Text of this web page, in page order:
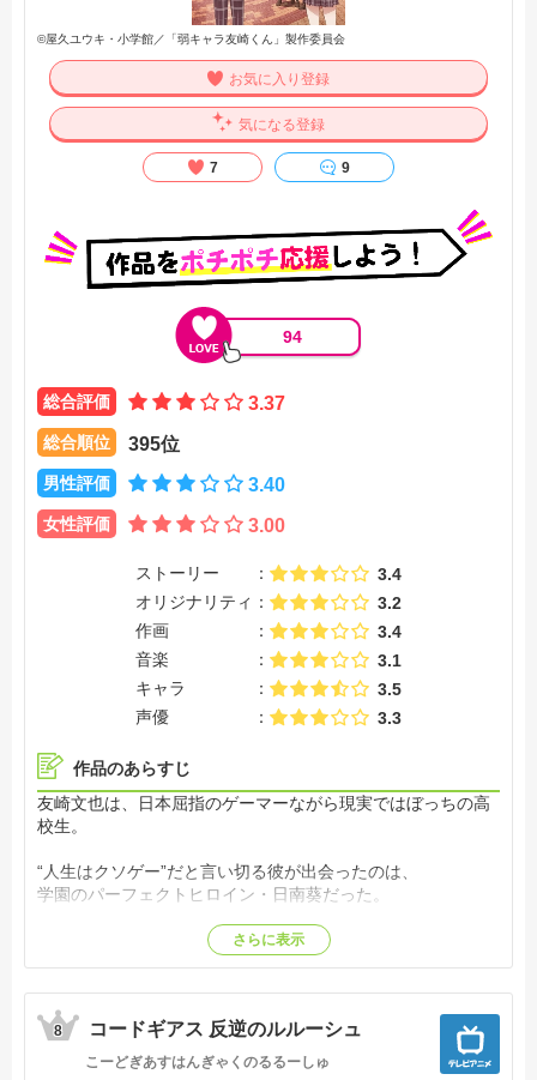
©屋久ユウキ・小学館／「弱キャラ友崎くん」製作委員会
お気に入り登録
気になる登録
7 9
94
総合評価 3.37
総合順位 395位
男性評価 3.40
女性評価 3.00
ストーリー
3.4
オリジナリティ
3.2
作画
3.4
音楽
3.1
キャラ
3.5
声優
3.3
作品のあらすじ
友崎文也は、日本屈指のゲーマーながら現実ではぼっちの高
校生。
“人生はクソゲー”だと言い切る彼が出会ったのは、
学園のパーフェクトヒロイン・日南葵だった。
「この『人生』というゲームに、真剣に向き合いなさい！」
日南の指導のもと、弱キャラ高校生の人生攻略が幕を開け
る！【公式サイト他参照】
さらに表示
8 コードギアス 反逆のルルーシュ
こーどぎあすはんぎゃくのるるーしゅ